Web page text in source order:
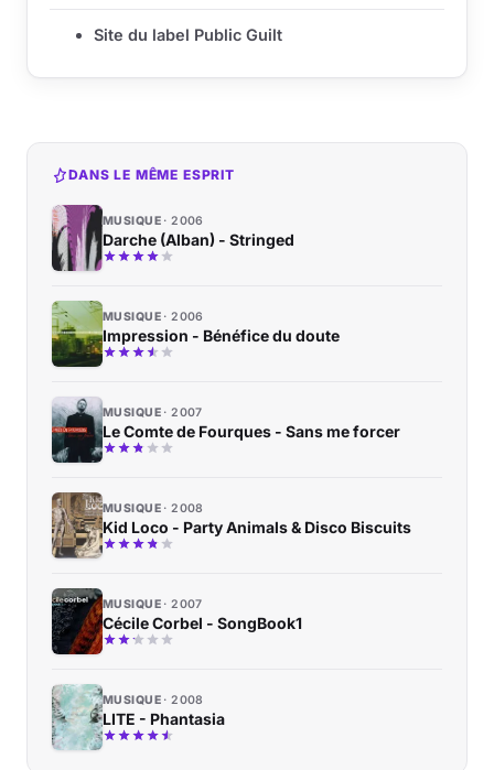
Site du label Public Guilt
DANS LE MÊME ESPRIT
MUSIQUE 2006
Darche (Alban) - Stringed
MUSIQUE 2006
Impression - Bénéfice du doute
MUSIQUE 2007
Le Comte de Fourques - Sans me forcer
MUSIQUE 2008
Kid Loco - Party Animals & Disco Biscuits
MUSIQUE 2007
Cécile Corbel - SongBook1
MUSIQUE 2008
LITE - Phantasia